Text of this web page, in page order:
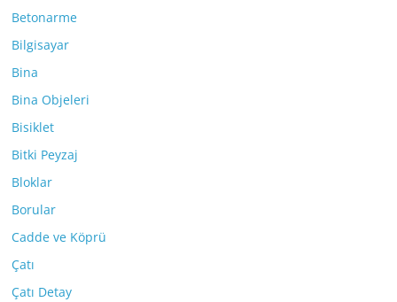
Betonarme
Bilgisayar
Bina
Bina Objeleri
Bisiklet
Bitki Peyzaj
Bloklar
Borular
Cadde ve Köprü
Çatı
Çatı Detay